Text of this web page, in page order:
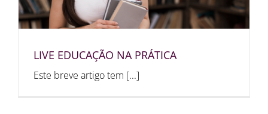
LIVE EDUCAÇÃO NA PRÁTICA
Este breve artigo tem [...]